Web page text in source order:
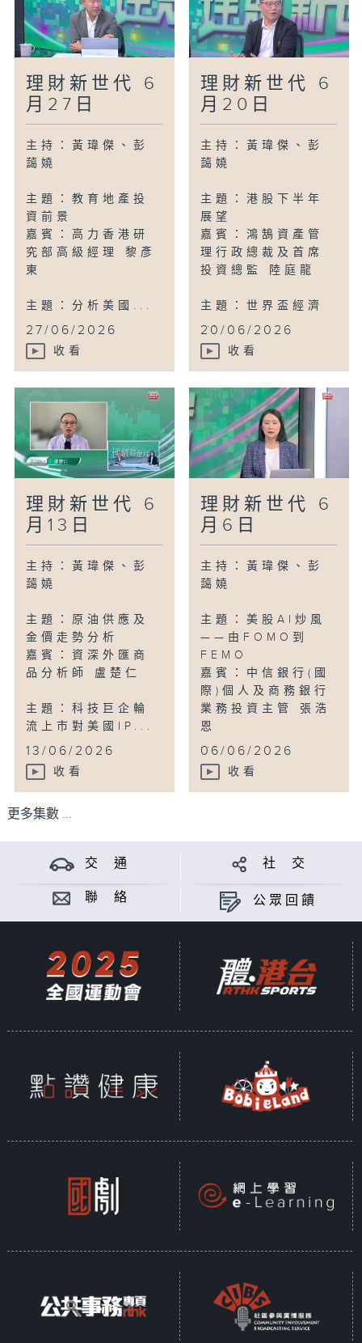
理財新世代 6
月27日
主持：黃瑋傑、彭
藹嬈
主題：教育地產投
資前景
嘉賓：高力香港研
究部高級經理 黎彥
東
主題：分析美國...
27/06/2026
收看
理財新世代 6
月20日
主持：黃瑋傑、彭
藹嬈
主題：港股下半年
展望
嘉賓：鴻鵠資產管
理行政總裁及首席
投資總監 陸庭龍
主題：世界盃經濟
...
20/06/2026
收看
理財新世代 6
月13日
主持：黃瑋傑、彭
藹嬈
主題：原油供應及
金價走勢分析
嘉賓：資深外匯商
品分析師 盧楚仁
主題：科技巨企輪
流上市對美國IP...
13/06/2026
收看
理財新世代 6
月6日
主持：黃瑋傑、彭
藹嬈
主題：美股AI炒風
——由FOMO到
FEMO
嘉賓：中信銀行(國
際)個人及商務銀行
業務投資主管 張浩
恩
...
06/06/2026
收看
更多集數 ...
交 通 社 交
聯 絡 公眾回饋